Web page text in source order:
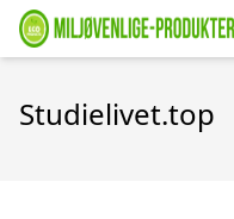
Studielivet.top